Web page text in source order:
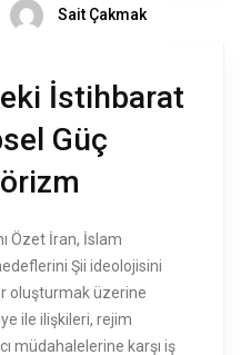
Sait Çakmak
İstihbarat
Güç
Özet İran, İslam
Şii ideolojisini
oluşturmak üzerine
ile ilişkileri, rejim
müdahalelerine karşı iş